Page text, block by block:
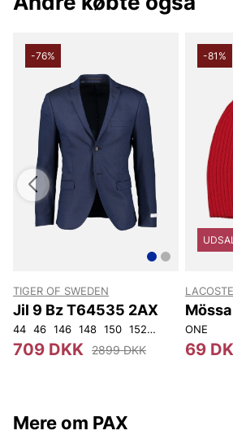
-76%
TIGER OF SWEDEN
Jil 9 Bz T64535 2AX
44 46 146 148 150 152 92 96 100
709 DKK 2899 DKK
-81%
LACOSTE
ONE
69
Mere om PAX